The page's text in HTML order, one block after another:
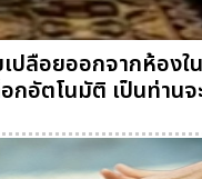
ปลือยออกจากห้องใ
กอัตโนมัติ เป็นท่านจ